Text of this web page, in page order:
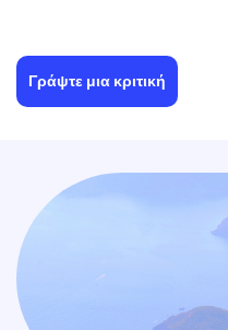
Γράψτε μια κριτική